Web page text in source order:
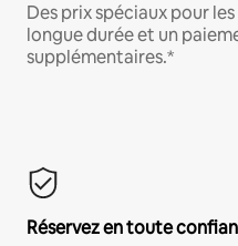
Des prix spéciaux pour
longue durée et un
supplémentaires.*
Réservez en toute